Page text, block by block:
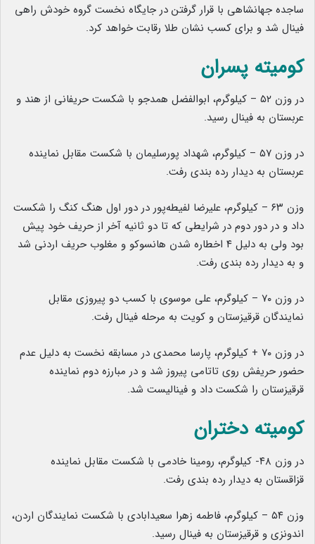
ساجده جهانشاهی با قرار گرفتن در جایگاه نخست گروه خودش راهی
فینال شد و برای کسب نشان طلا رقابت خواهد کرد.
کومیته پسران
در وزن ۵۲ – کیلوگرم، ابوالفضل همدجو با شکست حریفانی از هند و
عربستان به فینال رسید.
در وزن ۵۷ – کیلوگرم، شهداد پورسلیمان با شکست مقابل نماینده
عربستان به دیدار رده بندی رفت.
وزن ۶۳ – کیلوگرم، علیرضا لفیطه‌پور در دور اول هنگ کنگ را شکست
داد و در دور دوم در شرایطی که تا دو ثانیه آخر از حریف خود پیش
بود ولی به دلیل ۴ اخطاره شدن هانسوکو و مغلوب حریف اردنی شد
و به دیدار رده بندی رفت.
در وزن ۷۰ – کیلوگرم، علی موسوی با کسب دو پیروزی مقابل
نمایندگان قرقیزستان و کویت به مرحله فینال رفت.
در وزن ۷۰ + کیلوگرم، پارسا محمدی در مسابقه نخست به دلیل عدم
حضور حریفش روی تاتامی پیروز شد و در مبارزه دوم نماینده
قرقیزستان را شکست داد و فینالیست شد.
کومیته دختران
در وزن ۴۸- کیلوگرم، رومینا خادمی با شکست مقابل نماینده
قزاقستان به دیدار رده بندی رفت.
وزن ۵۴ – کیلوگرم، فاطمه زهرا سعیدابادی با شکست نمایندگان اردن،
اندونزی و قرقیزستان به فینال رسید.